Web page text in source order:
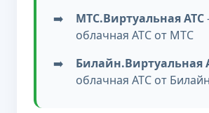
МТС.Виртуальная АТС
облачная АТС от МТС
Билайн.Виртуальная
облачная АТС от Билайн